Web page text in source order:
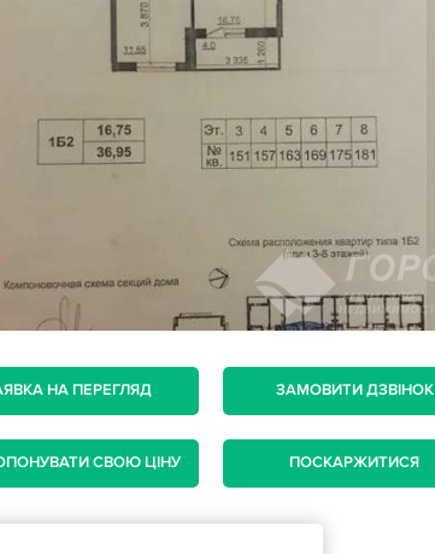
НА ПЕРЕГЛЯД ЗАМОВИТИ ДЗВІНОК
СВОЮ ЦІНУ ПОСКАРЖИТИСЯ